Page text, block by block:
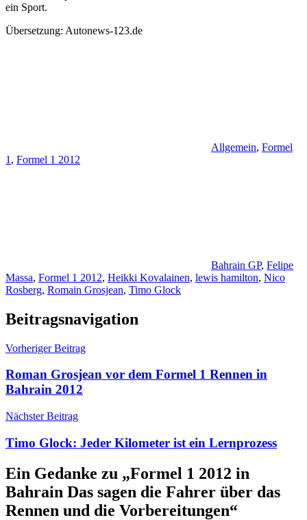
ein Sport.
Übersetzung: Autonews-123.de
Allgemein, Formel
1 , Formel 1 2012
Bahrain GP, Felipe
Massa, Formel 1 2012, Heikki Kovalainen, lewis hamilton, Nico
Rosberg, Romain Grosjean, Timo Glock
Beitragsnavigation
Vorheriger Beitrag
Roman Grosjean vor dem Formel 1 Rennen in
Bahrain 2012
Nächster Beitrag
Timo Glock: Jeder Kilometer ist ein Lernprozess
Ein Gedanke zu „Formel 1 2012 in
Bahrain Das sagen die Fahrer über das
Rennen und die Vorbereitungen“